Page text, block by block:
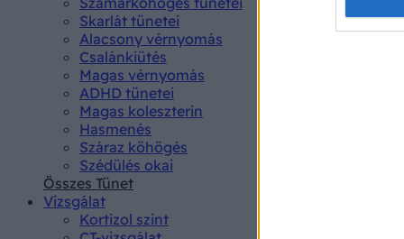
Skarlát tünetei
Alacsony vérnyomás
Csalánkiütés
Magas vérnyomás
ADHD tünetei
Magas koleszterin
Hasmenés
Száraz köhögés
Szédülés okai
Összes Tünet
Vizsgálat
Kortizol szint